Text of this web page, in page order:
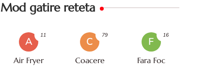
Mod gatire reteta
A
Air Fryer
11
C
Coacere
79
F
Fara Foc
16